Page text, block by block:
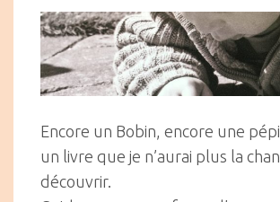
Encore un Bobin, encore une
un livre que je n’aurai plus la
découvrir.